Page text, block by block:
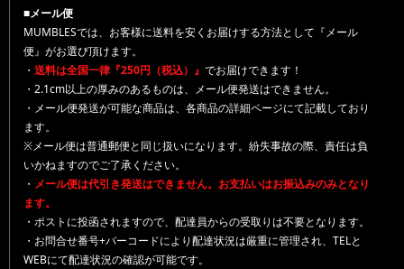
■メール便
MUMBLESでは、お客様に送料を安くお届けする方法として『メール
便』がお選び頂けます。
・ 送料は全国一律『250円（税込）』 でお届けできます！
・2.1cm以上の厚みのあるものは、メール便発送はできません。
・メール便発送が可能な商品は、各商品の詳細ページにて記載しており
ます。
※メール便は普通郵便と同じ扱いになります。紛失事故の際、責任は負
いかねますのでご了承ください。
・ メール便は代引き発送はできません。お支払いはお振込みのみとなり
ます。
・ポストに投函されますので、配達員からの受取りは不要となります。
・お問合せ番号+バーコードにより配達状況は厳重に管理され、TELと
WEBにて配達状況の確認が可能です。